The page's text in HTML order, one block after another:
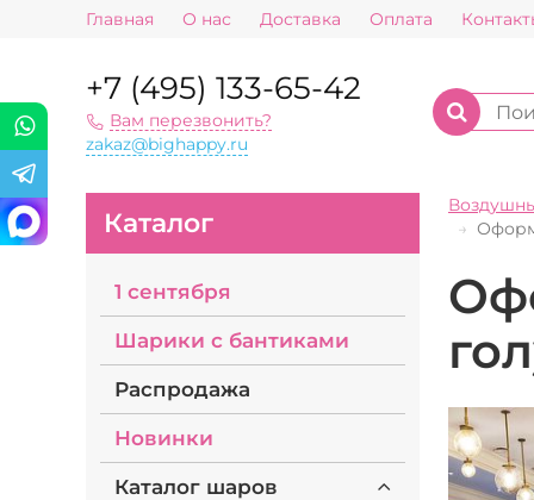
Главная О нас Доставка Оплата
+7 (495) 133-65-42
Вам перезвонить?
zakaz@bighappy.ru
Каталог
1 сентября
Шарики с бантиками
Распродажа
Новинки
Каталог шаров